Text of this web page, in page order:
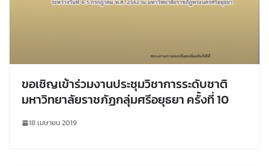
ขอเชิญเข้าร่วมงานประชุมวิชาการระดับชาติ
มหาวิทยาลัยราชภัฏกลุ่มศรีอยุธยา ครั้งที่ 10
18 เมษายน 2019